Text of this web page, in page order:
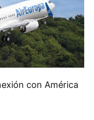
con América